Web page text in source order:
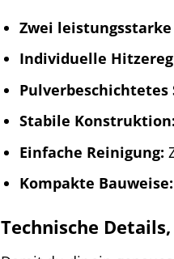
Zwei
Individuelle
Pulverbeschichtetes
Stabile Konstruktion:
Einfache Reinigung:
Kompakte Bauweise:
Technische